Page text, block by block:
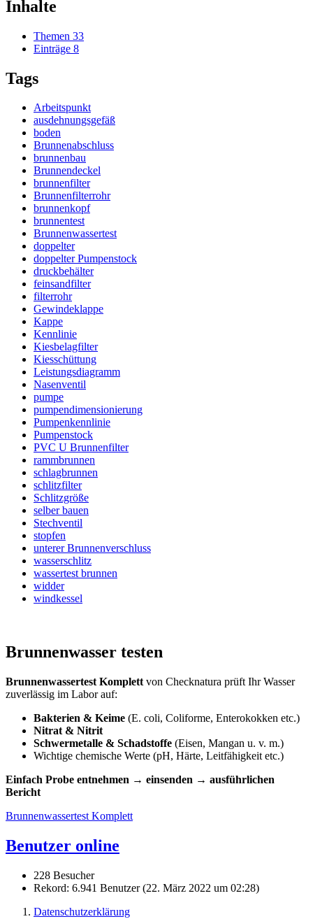
Inhalte
Themen 33
Einträge 8
Tags
Arbeitspunkt
ausdehnungsgefäß
boden
Brunnenabschluss
brunnenbau
Brunnendeckel
brunnenfilter
Brunnenfilterrohr
brunnenkopf
brunnentest
Brunnenwassertest
doppelter
doppelter Pumpenstock
druckbehälter
feinsandfilter
filterrohr
Gewindeklappe
Kappe
Kennlinie
Kiesbelagfilter
Kiesschüttung
Leistungsdiagramm
Nasenventil
pumpe
pumpendimensionierung
Pumpenkennlinie
Pumpenstock
PVC U Brunnenfilter
rammbrunnen
schlagbrunnen
schlitzfilter
Schlitzgröße
selber bauen
Stechventil
stopfen
unterer Brunnenverschluss
wasserschlitz
wassertest brunnen
widder
windkessel
Brunnenwasser testen
Brunnenwassertest Komplett von Checknatura prüft Ihr Wasser
zuverlässig im Labor auf:
Bakterien & Keime (E. coli, Coliforme, Enterokokken etc.)
Nitrat & Nitrit
Schwermetalle & Schadstoffe (Eisen, Mangan u. v. m.)
Wichtige chemische Werte (pH, Härte, Leitfähigkeit etc.)
Einfach Probe entnehmen → einsenden → ausführlichen
Bericht
Brunnenwassertest Komplett
Benutzer online
228 Besucher
Rekord: 6.941 Benutzer (22. März 2022 um 02:28)
Datenschutzerklärung